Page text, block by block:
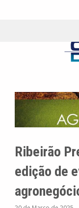
Ribeirão
edição de